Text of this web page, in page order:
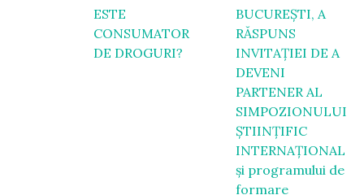
articole
ESTE
CONSUMATOR
DE DROGURI?
BUCUREȘTI, A
RĂSPUNS
INVITAȚIEI DE A
DEVENI
PARTENER AL
SIMPOZIONULUI
ȘTIINȚIFIC
INTERNAȚIONAL
și programului de
formare